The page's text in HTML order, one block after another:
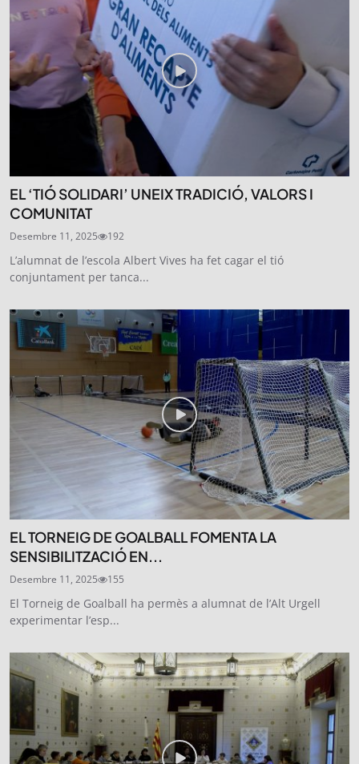
EL ‘TIÓ SOLIDARI’ UNEIX TRADICIÓ, VALORS I
COMUNITAT
Desembre 11, 2025 192
L’alumnat de l’escola Albert Vives ha fet cagar el tió
conjuntament per tanca...
EL TORNEIG DE GOALBALL FOMENTA LA
SENSIBILITZACIÓ EN...
Desembre 11, 2025 155
El Torneig de Goalball ha permès a alumnat de l’Alt Urgell
experimentar l’esp...